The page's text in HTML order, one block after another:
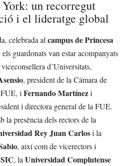
un recorregut
i el lideratge global
celebrada alcampus de Princesa
els guardonats van estar acompanyats
viceconsellera d’Universitats,
, president de la Cámara de
iFernando Martínezi
i directora general de la FUE.
la presència dels rectors de la
Rey Juan Carlosi la
, així com de vicerectors i
, laUniversidad Complutense